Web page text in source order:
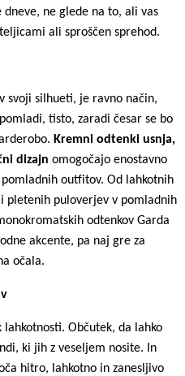
dneve, ne glede na to, ali vas
ali sproščen sprehod.
svoji silhueti, je ravno način,
tisto, zaradi česar se bo
Kremni odtenki usnja,
dizajn omogočajo enostavno
outfitov. Od lahkotnih
pletenih puloverjev v pomladnih
odtenkov Garda
akcente, pa naj gre za
očala.
Občutek, da lahko
ki jih z veseljem nosite. In
hitro, lahkotno in zanesljivo